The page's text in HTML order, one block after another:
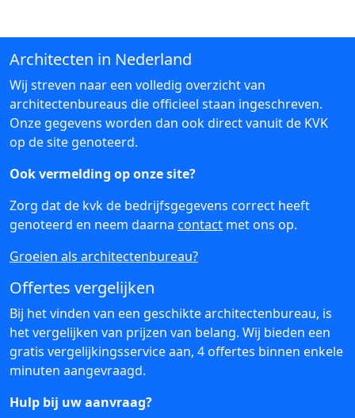
Architecten in Nederland
Wij streven naar een volledig overzicht van
architectenbureaus die officieel staan ingeschreven.
Onze gegevens worden dan ook direct vanuit de KVK
op de site genoteerd.
Ook vermelding op onze site?
Zorg dat de kvk de bedrijfsgegevens correct heeft
genoteerd en neem daarna contact met ons op.
Groeien als architectenbureau?
Offertes vergelijken
Bij het vinden van een geschikte architectenbureau, is
het vergelijken van prijzen van belang. Wij bieden een
gratis vergelijkingsservice aan, 4 offertes binnen enkele
minuten aangevraagd.
Hulp bij uw aanvraag?